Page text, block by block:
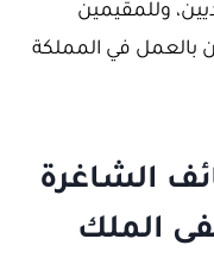
وللمقيمين
بالعمل في المملكة
الشاغرة
الملك